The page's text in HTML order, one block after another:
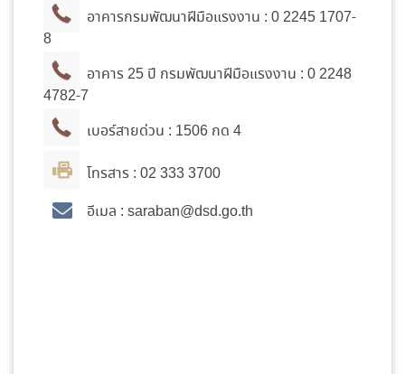
อาคารกรมพัฒนาฝีมือแรงงาน :0 2245 1707-
8
อาคาร 25 ปี กรมพัฒนาฝีมือแรงงาน :0 2248
4782-7
เบอร์สายด่วน : 1506 กด 4
โทรสาร :02 333 3700
อีเมล : saraban@dsd.go.th